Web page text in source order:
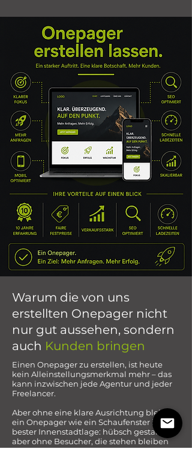
Warum die von uns
erstellten Onepager nicht
nur gut aussehen, sondern
auch Kunden bringen
Einen Onepager zu erstellen, ist heute
kein Alleinstellungsmerkmal mehr – das
kann inzwischen jede Agentur und jeder
Freelancer.
Aber ohne eine klare Ausrichtung bleibt
ein Onepager wie ein Schaufenster in
bester Innenstadtlage: hübsch gestaltet –
aber ohne Besucher, die stehen bleiben